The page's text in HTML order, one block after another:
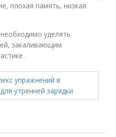
плохая память, низкая
уделять
закаливающим
.